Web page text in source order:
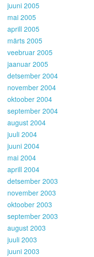
juuni 2005
mai 2005
aprill 2005
märts 2005
veebruar 2005
jaanuar 2005
detsember 2004
november 2004
oktoober 2004
september 2004
august 2004
juuli 2004
juuni 2004
mai 2004
aprill 2004
detsember 2003
november 2003
oktoober 2003
september 2003
august 2003
juuli 2003
juuni 2003